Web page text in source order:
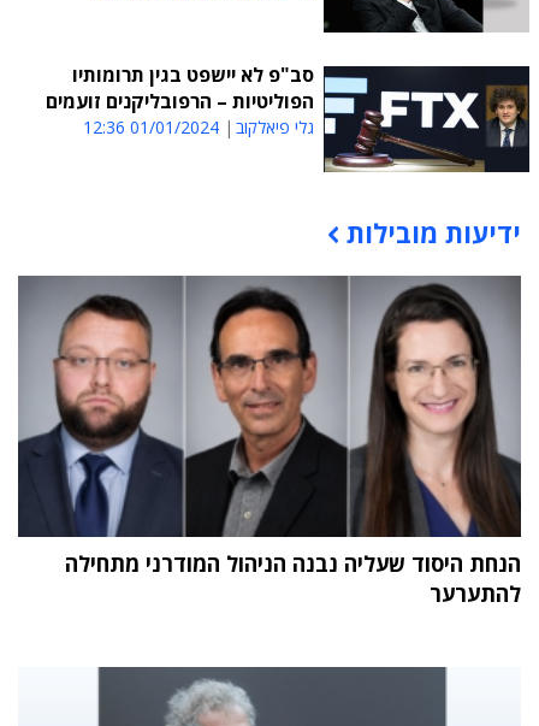
סב"פ לא יישפט בגין תרומותיו
הפוליטיות – הרפובליקנים זועמים
גלי פיאלקוב 01/01/2024 12:36
תוכן פרסומי
ידיעות מובילות
הנחת היסוד שעליה נבנה הניהול המודרני מתחילה
להתערער